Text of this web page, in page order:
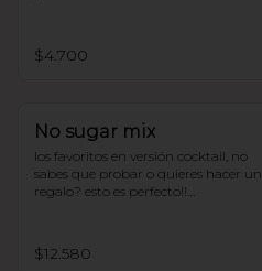
$4.700
No sugar mix
los favoritos en versión cocktail, no
sabes que probar o quieres hacer un
regalo? esto es perfecto!!
4 chilenitos
2 cookie avena
$12.580